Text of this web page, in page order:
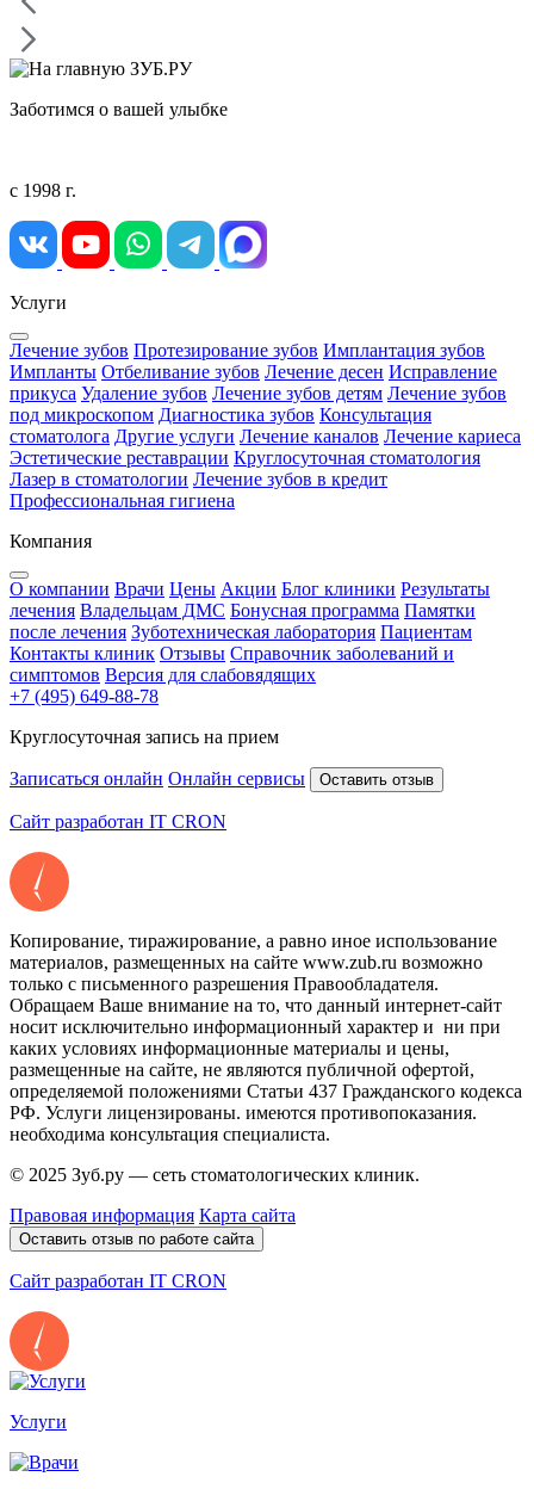
Заботимся о вашей улыбке
с 1998 г.
Услуги
Лечение зубов Протезирование зубов Имплантация зубов
Импланты Отбеливание зубов Лечение десен Исправление
прикуса Удаление зубов Лечение зубов детям Лечение зубов
под микроскопом Диагностика зубов Консультация
стоматолога Другие услуги Лечение каналов Лечение кариеса
Эстетические реставрации Круглосуточная стоматология
Лазер в стоматологии Лечение зубов в кредит
Профессиональная гигиена
Компания
О компании Врачи Цены Акции Блог клиники Результаты
лечения Владельцам ДМС Бонусная программа Памятки
после лечения Зуботехническая лаборатория Пациентам
Контакты клиник Отзывы Справочник заболеваний и
симптомов Версия для слабовядящих
+7 (495) 649-88-78
Круглосуточная запись на прием
Записаться онлайн Онлайн сервисы Оставить отзыв
Сайт разработан IT CRON
Копирование, тиражирование, а равно иное использование
материалов, размещенных на сайте www.zub.ru возможно
только с письменного разрешения Правообладателя.
Обращаем Ваше внимание на то, что данный интернет-сайт
носит исключительно информационный характер и ни при
каких условиях информационные материалы и цены,
размещенные на сайте, не являются публичной офертой,
определяемой положениями Статьи 437 Гражданского кодекса
РФ. Услуги лицензированы. имеются противопоказания.
необходима консультация специалиста.
© 2025 Зуб.ру — сеть стоматологических клиник.
Правовая информация Карта сайта
Оставить отзыв по работе сайта
Сайт разработан IT CRON
Услуги